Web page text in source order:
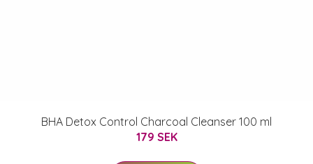
BHA Detox Control Charcoal Cleanser 100 ml
179 SEK